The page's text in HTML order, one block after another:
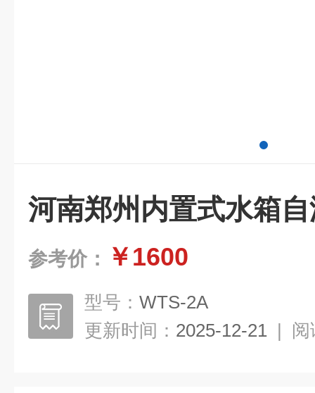
河南郑州内置式水箱
参考价： ￥1600
型号： WTS-2A
更新时间： 2025-12-21 | 阅